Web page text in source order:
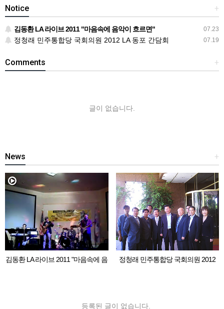
+
Notice
07.23
김동환 LA 라이브 2011 "마음속에 음악이 흐르면"
07.19
정청래 민주통합당 국회의원 2012 LA 동포 간담회
+
Comments
글이 없습니다.
+
News
김동환 LA 라이브 2011 "마음속에 음
정청래 민주통합당 국회의원 2012
등록된 글이 없습니다.